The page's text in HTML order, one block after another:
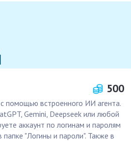
500
помощью встроенного ИИ агента.
Gemini, Deepseek или любой
аккаунт по логинам и паролям
"Логины и пароли". Также в